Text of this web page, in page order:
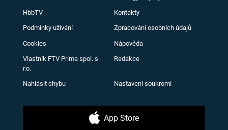
HbbTV Kontakty
Podmínky užívání Zpracování osobních údajů
Cookies Nápověda
Vlastník FTV Prima spol. s
r.o.
Redakce
Nahlásit chybu Nastavení soukromí
App Store